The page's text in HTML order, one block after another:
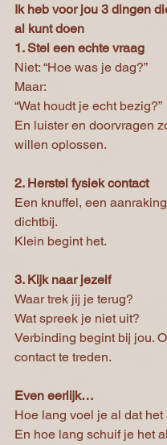
Ik heb voor jou 3 dingen
al kunt doen
1. Stel een echte vraag
Niet: “Hoe was je dag?”
Maar:
“Wat houdt je echt bezig?”
En luister en doorvragen
willen oplossen.
2. Herstel fysiek contact
Een knuffel, een
dichtbij.
Klein begint het.
3. Kijk naar jezelf
Waar trek jij je terug?
Wat spreek je niet uit?
Verbinding begint bij jou.
contact te treden.
Even eerlijk…
Hoe lang voel je al dat het
En hoe lang schuif je het